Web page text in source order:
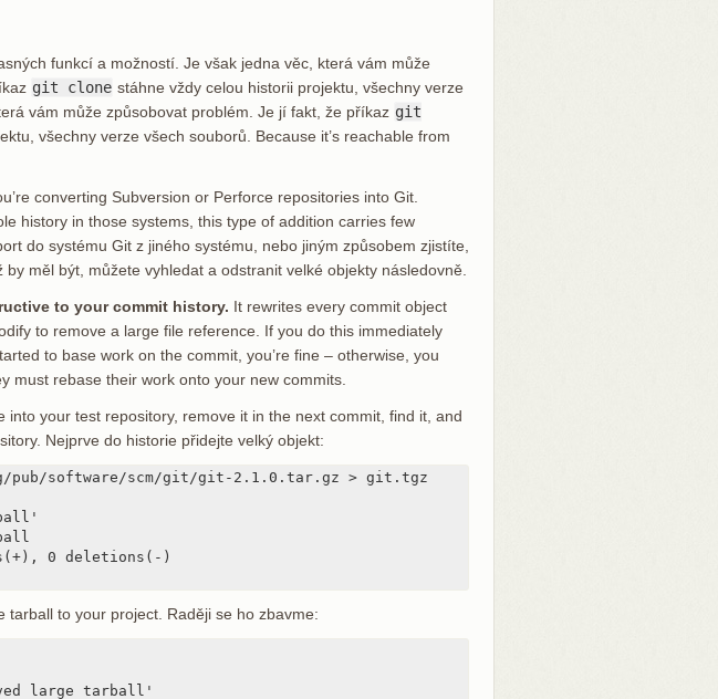
funkcí a možností. Je však jedna věc, která vám může
git clone stáhne vždy celou historii projektu, všechny verze
vám může způsobovat problém. Je jí fakt, že příkaz git
všechny verze všech souborů. Because it’s reachable from
converting Subversion or Perforce repositories into Git.
history in those systems, this type of addition carries few
do systému Git z jiného systému, nebo jiným způsobem zjistíte,
měl být, můžete vyhledat a odstranit velké objekty následovně.
to your commit history. It rewrites every commit object
to remove a large file reference. If you do this immediately
to base work on the commit, you’re fine – otherwise, you
must rebase their work onto your new commits.
into your test repository, remove it in the next commit, find it, and
Nejprve do historie přidejte velký objekt:
pub/software/scm/git/git-2.1.0.tar.gz > git.tgz
0 deletions(-)
tarball to your project. Raději se ho zbavme:
large tarball'